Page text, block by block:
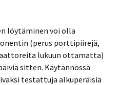
löytäminen voi olla
(perus porttipiirejä,
lukuun ottamatta)
sitten. Käytännössä
testattuja alkuperäisiä